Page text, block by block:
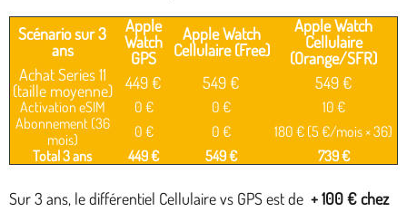
Scénario sur 3
ans
Apple
Watch
GPS
Apple Watch
Cellulaire (Free)
Apple Watch
Cellulaire
(Orange/SFR)
Achat Series 11
(taille moyenne)
449 € 549 € 549 €
Activation eSIM 0 € 0 €
10 €
Abonnement (36
mois)
0 € 0 €
180 € (5 €/mois × 36)
Total 3 ans
449 € 549 € 739 €
Sur 3 ans, le différentiel Cellulaire vs GPS est de + 100 € chez